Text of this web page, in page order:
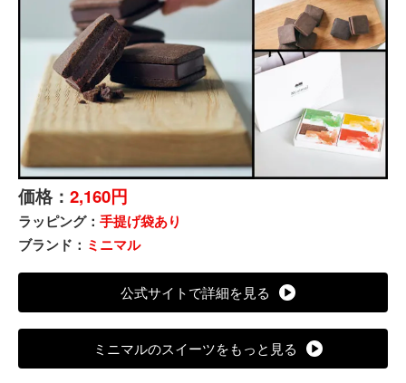
価格： 2,160円
ラッピング： 手提げ袋あり
ブランド： ミニマル
公式サイトで詳細を見る
ミニマルのスイーツをもっと見る